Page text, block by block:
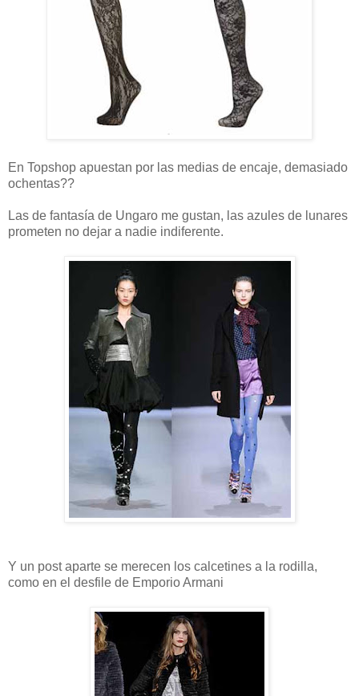
En Topshop apuestan por las medias de encaje, demasiado
ochentas??
Las de fantasía de Ungaro me gustan, las azules de lunares
prometen no dejar a nadie indiferente.
Y un post aparte se merecen los calcetines a la rodilla,
como en el desfile de Emporio Armani